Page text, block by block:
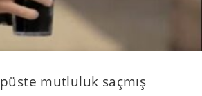
mutluluk saçmış